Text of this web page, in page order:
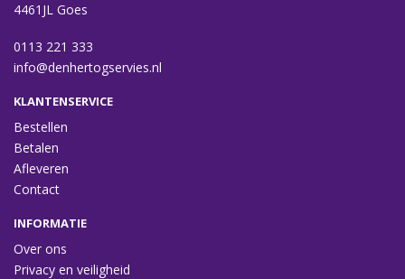
4461JL Goes
0113 221 333
info@denhertogservies.nl
KLANTENSERVICE
Bestellen
Betalen
Afleveren
Contact
INFORMATIE
Over ons
Privacy en veiligheid